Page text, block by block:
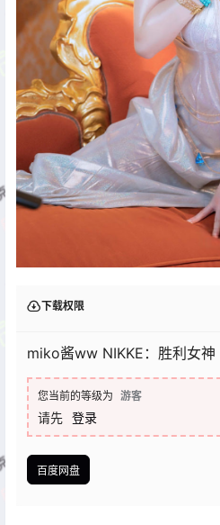
下载权限
miko酱ww NIKKE：胜利女
您当前的等级为 游客
请先 登录
百度网盘